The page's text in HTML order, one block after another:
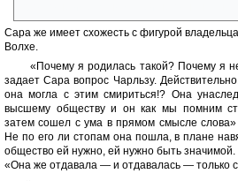
Сара же имеет схожесть с фигурой
Волхе.
«Почему я родилась такой? Почему я
задает Сара вопрос Чарльзу.
она могла с этим смириться!? Она
высшему обществу и он как мы помним
затем сошел с ума в прямом смысле
Не по его ли стопам она пошла, в плане
общество ей нужно, ей нужно быть
«Она же отдавала — и отдавалась — только